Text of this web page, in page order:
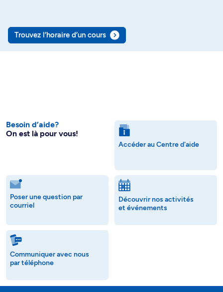
Trouvez l’horaire d’un cours
Besoin d’aide?
On est là pour vous!
Accéder au Centre d'aide
Poser une question par
courriel
Découvrir nos activités
et événements
Communiquer avec nous
par téléphone